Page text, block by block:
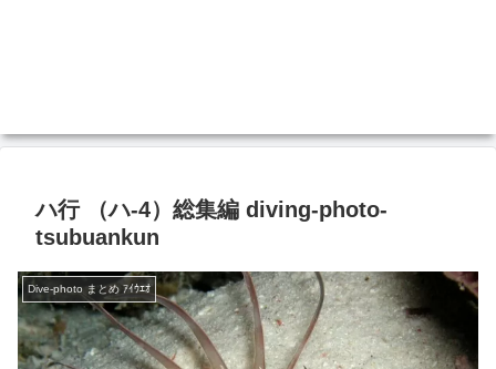
ハ行 （ハ-4）総集編 diving-photo‐
tsubuankun
Dive-photo まとめ ｱｲｳｴｵ